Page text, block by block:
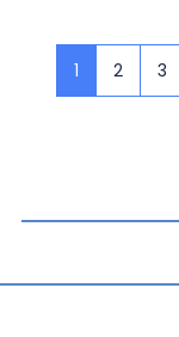
1 2 3